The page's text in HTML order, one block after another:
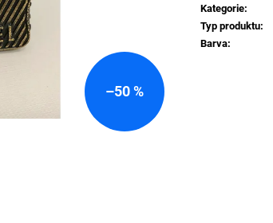
cena:
Kategorie:
Typ produktu:
Barva:
–50 %
CHARM-HEART PŘIVĚSEK H3432
1 290 Kč